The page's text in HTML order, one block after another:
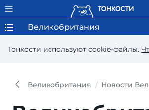
Тонкости используют сookie-файлы.
Великобритания
Великобритания Новости